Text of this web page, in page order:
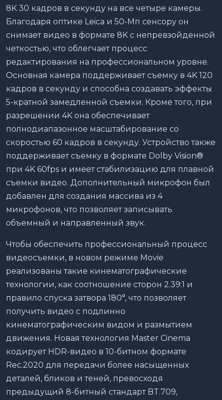
8K 30 кадров в секунду на все четыре камеры.
Благодаря оптике Leica и 50-Мп сенсору он
снимает видео в формате 8K с непревзойденной
четкостью, что облегчает процесс
редактирования на профессиональном уровне.
Основная камера поддерживает съемку в 4K 120
кадров в секунду и способна создавать эффекты
5-кратной замедленной съемки. Кроме того, при
разрешении 4K она обеспечивает
полнодиапазонное масштабирование со
скоростью 60 кадров в секунду. Устройство также
поддерживает съемку в формате Dolby Vision®️
при 4K 60fps и имеет стабилизацию для плавной
съемки видео. Дополнительный микрофон был
добавлен для создания массива из 4
микрофонов, что позволяет записывать
объемный и направленный звук.
Чтобы обеспечить профессиональный процесс
видеосъемки, в новом режиме Movie
реализованы такие кинематографические
технологии, как соотношение сторон 2.39:1 и
правило спуска затвора 180°, что позволяет
получить видео с подлинно
кинематографическим видом и размытием
движения. Новая технология Master Cinema
кодирует HDR-видео в 10-битном формате
Rec.2020 для передачи более насыщенных
деталей, бликов и теней, превосходя
предыдущий 8-битный стандарт BT.709,